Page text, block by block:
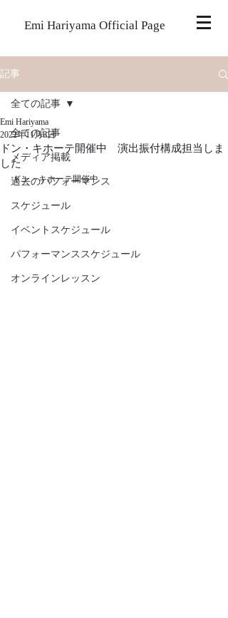
Emi Hariyama Official Page
記事
全ての記事
メディア掲載
過去のパフォーマンス
スケジュール
イベントスケジュール
パフォーマンススケジュール
オンラインレッスン
全ての記事
ドン・キホーテ開催中 演出振付構成担当しま
した
Emi Hariyama
2022年11月8日
ドン・キホーテ開催中